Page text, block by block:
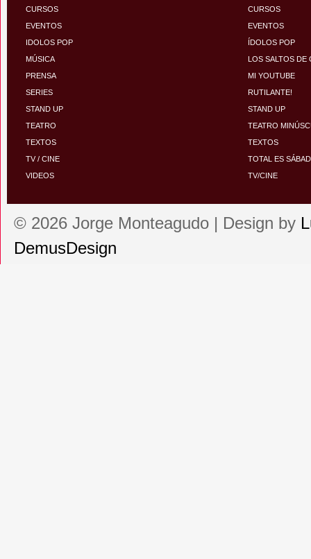
CURSOS
EVENTOS
IDOLOS POP
MÚSICA
PRENSA
SERIES
STAND UP
TEATRO
TEXTOS
TV / CINE
VIDEOS
CURSOS
EVENTOS
ÍDOLOS POP
LOS SALTOS DE
MI YOUTUBE
RUTILANTE!
STAND UP
TEATRO
TEXTOS
TOTAL ES
TV/CINE
© 2026 Jorge Monteagudo | Design by
DemusDesign